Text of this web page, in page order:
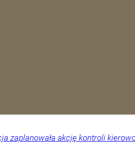
zaplanowała akcję kontroli